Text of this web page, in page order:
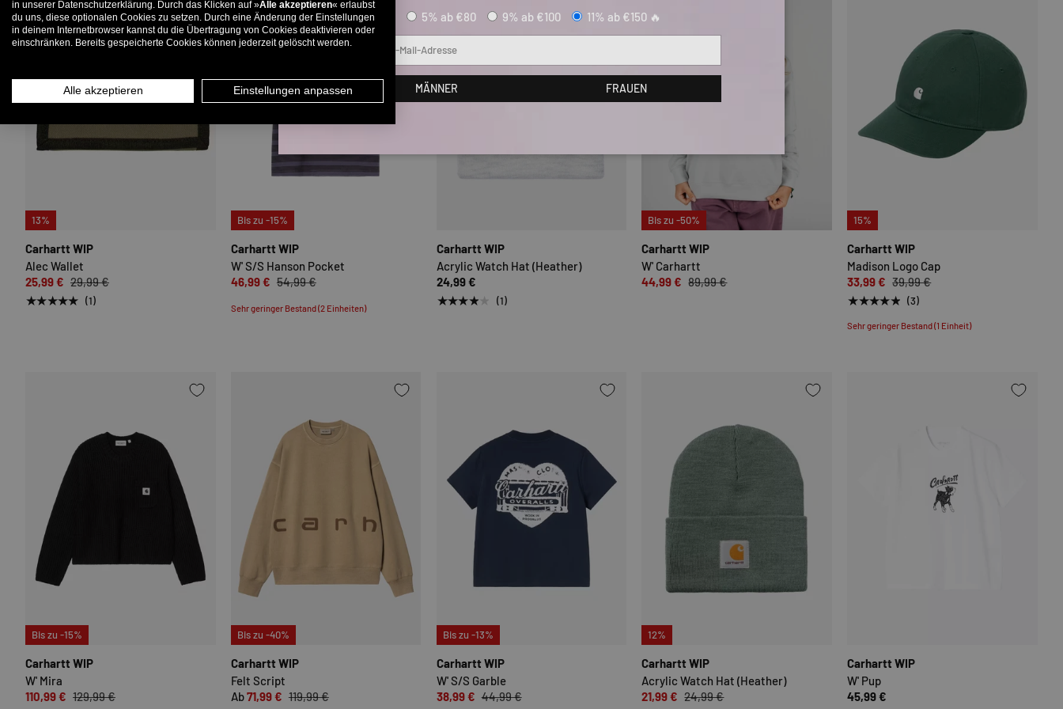
13%
Carhartt WIP
Alec Wallet
25,99 € 29,99 €
★★★★★ (1)
OPTIONEN AUSWÄHLEN
Bis zu -15%
Carhartt WIP
W' S/S Hanson Pocket
46,99 € 54,99 €
Sehr geringer Bestand (2 Einheiten)
Carhartt WIP
Acrylic Watch Hat (Heather)
24,99 €
★★★★★ (1)
OPTIONEN AUSWÄHLEN
Bis zu -50%
Carhartt WIP
W' Carhartt
44,99 € 89,99 €
OPTIONEN AUSWÄHLEN
15%
Carhartt WIP
Madison Logo Cap
33,99 € 39,99 €
★★★★★ (3)
Sehr geringer Bestand (1 Einheit)
Bis zu -15%
Carhartt WIP
W' Mira
110,99 € 129,99 €
OPTIONEN AUSWÄHLEN
Bis zu -40%
Carhartt WIP
Felt Script
Ab71,99 € 119,99 €
OPTIONEN AUSWÄHLEN
Bis zu -13%
Carhartt WIP
W' S/S Garble
38,99 € 44,99 €
OPTIONEN AUSWÄHLEN
12%
Carhartt WIP
Acrylic Watch Hat (Heather)
21,99 € 24,99 €
Carhartt WIP
W' Pup
45,99 €
5% ab €80 9% ab €100 11% ab €150 🔥
E-Mail
MÄNNER FRAUEN
in unserer Datenschutzerklärung. Durch das Klicken auf »Alle akzeptieren« erlaubst
du uns, diese optionalen Cookies zu setzen. Durch eine Änderung der Einstellungen
in deinem Internetbrowser kannst du die Übertragung von Cookies deaktivieren oder
einschränken. Bereits gespeicherte Cookies können jederzeit gelöscht werden.
Alle akzeptieren Einstellungen anpassen